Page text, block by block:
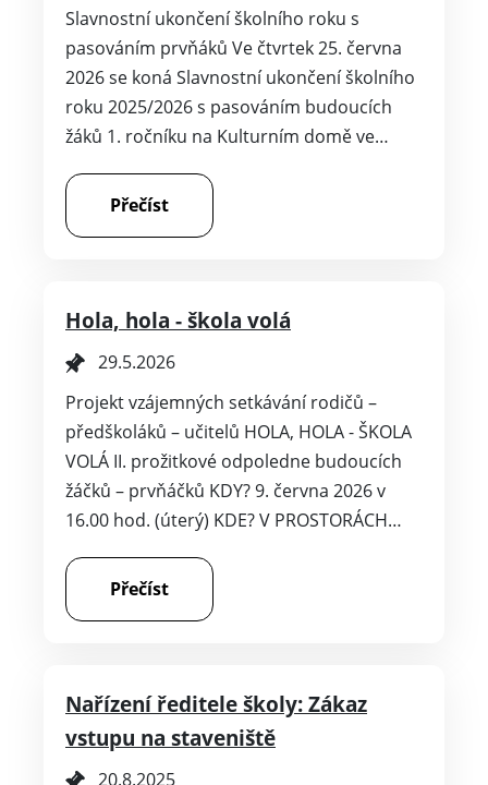
Slavnostní ukončení školního roku s
pasováním prvňáků Ve čtvrtek 25. června
2026 se koná Slavnostní ukončení školního
roku 2025/2026 s pasováním budoucích
žáků 1. ročníku na Kulturním domě ve…
Přečíst
Hola, hola - škola volá
29.5.2026
Projekt vzájemných setkávání rodičů –
předškoláků – učitelů HOLA, HOLA - ŠKOLA
VOLÁ II. prožitkové odpoledne budoucích
žáčků – prvňáčků KDY? 9. června 2026 v
16.00 hod. (úterý) KDE? V PROSTORÁCH…
Přečíst
Nařízení ředitele školy: Zákaz
vstupu na staveniště
20.8.2025